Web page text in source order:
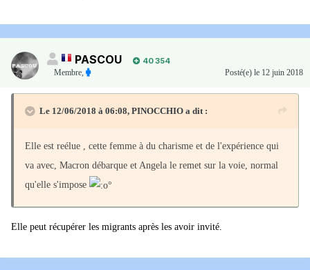
standard d'asile commun, et si nous voulons renforcer la liberté de
circulation, alors il nous faut un vrai système de garde-frontières
européens", a-t-elle dit.
Ces réformes sont essentielles, "même si cela ne plait pas à certains
"Je vais y jeter toutes mes forces, car sinon l'Europe est menacée",
a signifié Angela Merkel.
https://www.huffingtonpost.fr/2018/06/10/merkel-reste-opposee-
PASCOU
40 354
Membre, Posté(e) le 12 juin 2018
Le 12/06/2018 à 06:08, PINOCCHIO a dit :
Elle est reélue , cette femme à du charisme et de l'expérience qui
va avec, Macron débarque et Angela le remet sur la voie, normal
qu'elle s'impose
Elle peut récupérer les migrants après les avoir invité.